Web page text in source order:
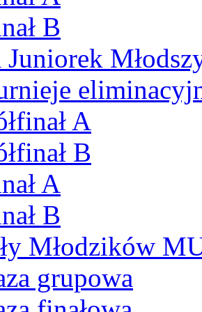
B
A
B
A
B
Młodzików
grupowa